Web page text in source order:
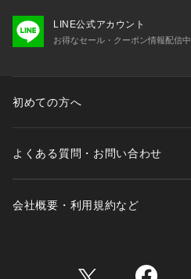
LINE公式アカウント
お得なセール・クーポン情報配信中
初めての方へ
よくある質問・お問い合わせ
会社概要・利用規約など